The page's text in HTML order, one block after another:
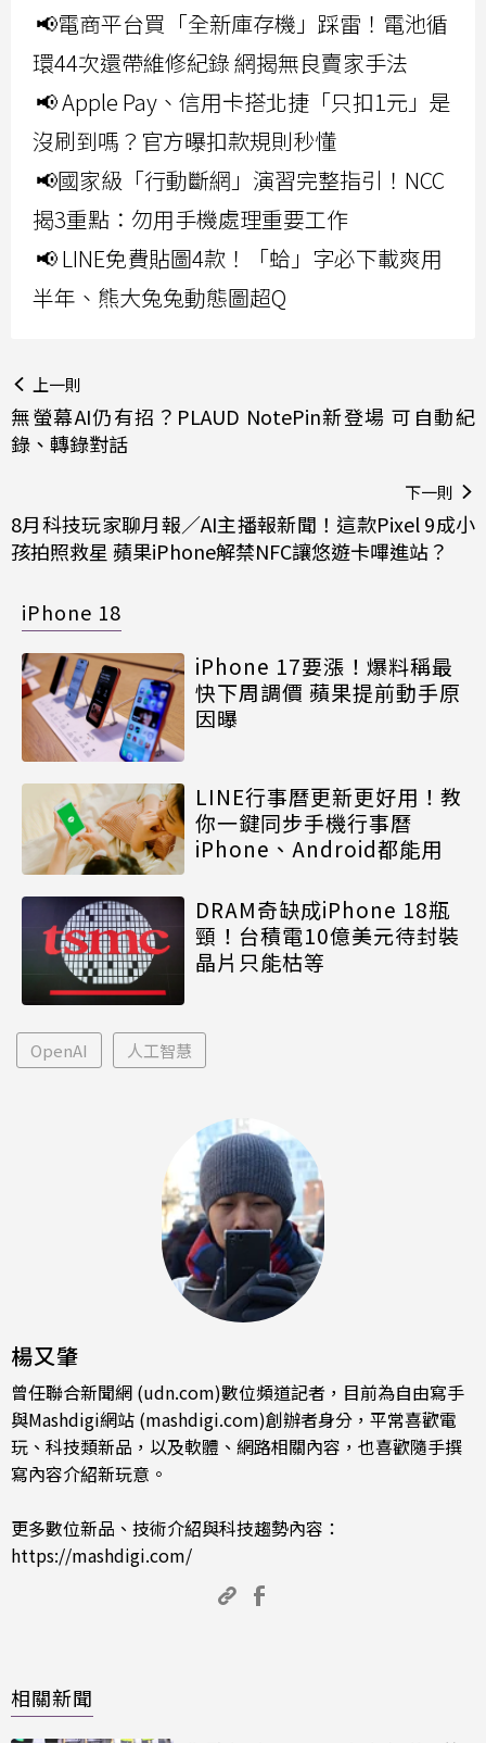
📢電商平台買「全新庫存機」踩雷！電池循
環44次還帶維修紀錄 網揭無良賣家手法
📢 Apple Pay、信用卡搭北捷「只扣1元」是
沒刷到嗎？官方曝扣款規則秒懂
📢國家級「行動斷網」演習完整指引！NCC
揭3重點：勿用手機處理重要工作
📢 LINE免費貼圖4款！「蛤」字必下載爽用
半年、熊大兔兔動態圖超Q
上一則
無螢幕AI仍有招？PLAUD NotePin新登場 可自動紀
錄、轉錄對話
下一則
8月科技玩家聊月報／AI主播報新聞！這款Pixel 9成小
孩拍照救星 蘋果iPhone解禁NFC讓悠遊卡嗶進站？
iPhone 18
iPhone 17要漲！爆料稱最
快下周調價 蘋果提前動手原
因曝
LINE行事曆更新更好用！教
你一鍵同步手機行事曆
iPhone、Android都能用
DRAM奇缺成iPhone 18瓶
頸！台積電10億美元待封裝
晶片只能枯等
OpenAI 人工智慧
楊又肇
曾任聯合新聞網 (udn.com)數位頻道記者，目前為自由寫手
與Mashdigi網站 (mashdigi.com)創辦者身分，平常喜歡電
玩、科技類新品，以及軟體、網路相關內容，也喜歡隨手撰
寫內容介紹新玩意。
更多數位新品、技術介紹與科技趨勢內容：
https://mashdigi.com/
相關新聞